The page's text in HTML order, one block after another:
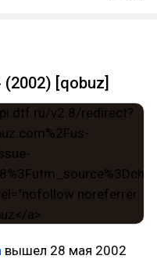
[qobuz]
вышел 28 мая 2002